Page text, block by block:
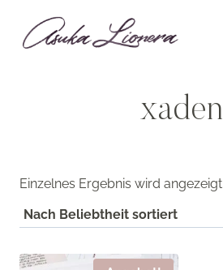
Inhalt
springen
xaden
Einzelnes Ergebnis wird angezeigt